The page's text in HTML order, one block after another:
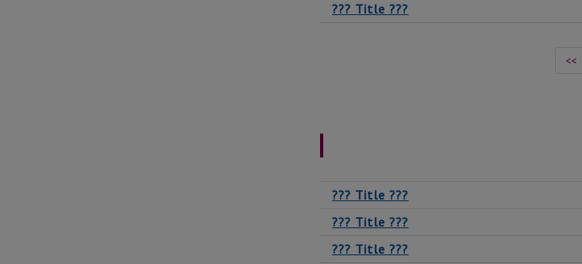
??? Title ???
<<
??? Title ???
??? Title ???
??? Title ???